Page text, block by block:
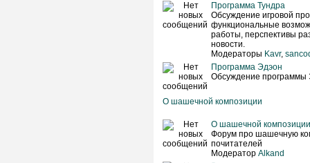
Программа Тундра
Обсуждение игровой
функциональные
работы, перспективы
новости.
Модераторы Kavr,
Программа Эдэон
Обсуждение программы
О шашечной композиции
О шашечной композиции
Форум про шашечную
почитателей
Модератор Alkand